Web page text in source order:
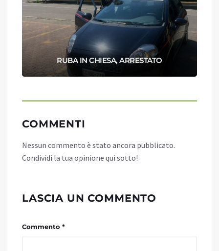
RUBA IN CHIESA, ARRESTATO
COMMENTI
Nessun commento è stato ancora pubblicato.
Condividi la tua opinione qui sotto!
LASCIA UN COMMENTO
Commento *